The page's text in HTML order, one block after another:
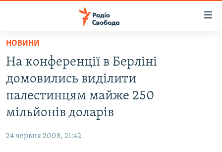
Перейти
основного
матеріалу
до
основної
Перейти
РАДІО СВОБОДА – 70 РОКІВ
ВСЕ ЗА ДОБУ
ПОЛІТИКА
СУСПІЛЬСТВО
ВІЙНА
ДОНБАС.РЕАЛІЇ
НОВИНИ
На конференції в Берліні
домовились виділити
палестинцям майже 250
мільйонів доларів
24 червня 2008, 21:42